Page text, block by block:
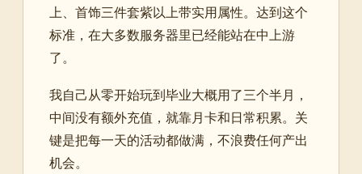
上、首饰三件套紫以上带实用属性。达到这个
标准，在大多数服务器里已经能站在中上游
了。
我自己从零开始玩到毕业大概用了三个半月，
中间没有额外充值，就靠月卡和日常积累。关
键是把每一天的活动都做满，不浪费任何产出
机会。